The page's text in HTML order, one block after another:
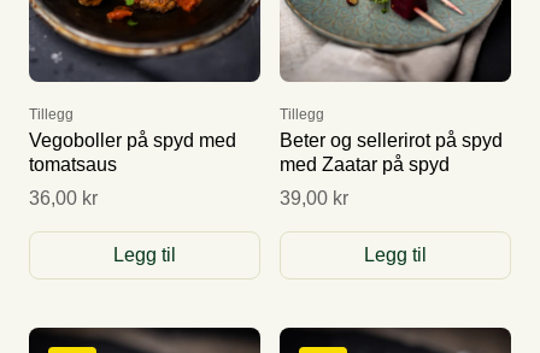
Tillegg
Vegoboller på spyd med
tomatsaus
36,00 kr
Legg til
Tillegg
Beter og sellerirot på spyd
med Zaatar på spyd
39,00 kr
Legg til